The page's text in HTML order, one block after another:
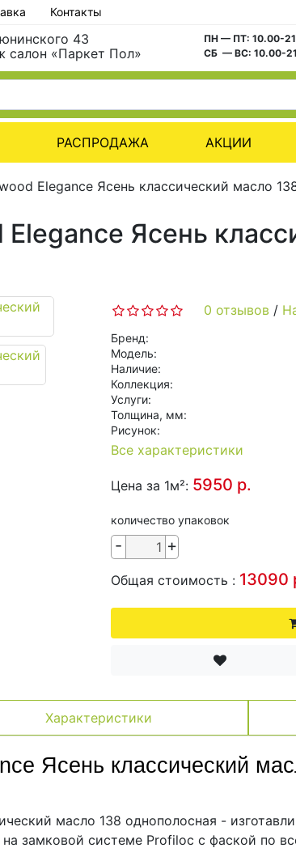
Контакты
43
салон «Паркет Пол»
ПН — ПТ: 10.00-
СБ — ВС: 10.00-
РАСПРОДАЖА АКЦИИ
Elegance Ясень классический масло
Ясень
0 отзывов /
Бренд:
Модель:
Наличие:
Коллекция:
Услуги:
Толщина, мм:
Рисунок:
Все характеристики
Цена за 1м²: 5950 р.
количество упаковок
- +
Общая стоимость : 13090
Характеристики
Ясень классический
масло 138 однополосная -
замковой системе Profiloc с фаской по